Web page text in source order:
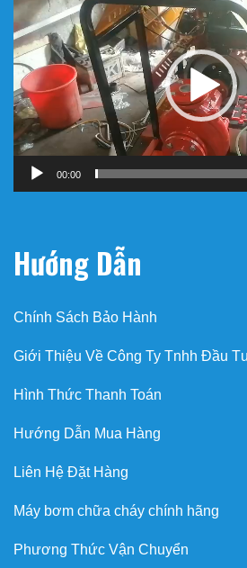
chơi
Video
00:00
Hướng Dẫn
Chính Sách Bảo Hành
Giới Thiệu Về Công Ty Tnhh Đầu
Hình Thức Thanh Toán
Hướng Dẫn Mua Hàng
Liên Hệ Đặt Hàng
Máy bơm chữa cháy chính hãng
Phương Thức Vận Chuyển